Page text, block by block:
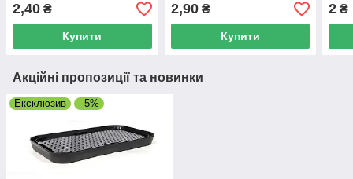
2,40 ₴
Купити
2,90₴
Купити
2 ₴
Акційні пропозиції та новинки
Ексклюзив –5%